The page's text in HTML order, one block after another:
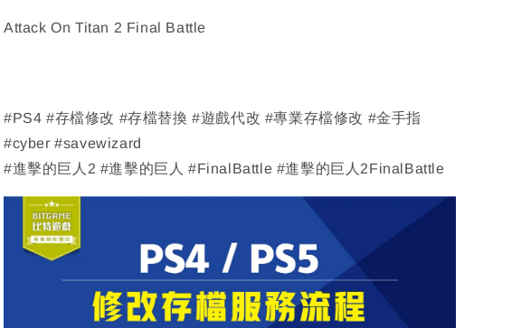
Attack On Titan 2 Final Battle
#PS4 #存檔修改 #存檔替換 #遊戲代改 #專業存檔修改 #金手指
#cyber #savewizard
#進擊的巨人2 #進擊的巨人 #FinalBattle #進擊的巨人2FinalBattle